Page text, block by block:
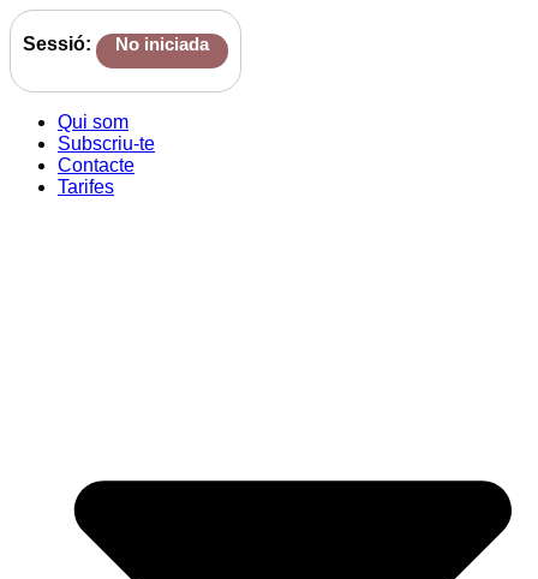
Sessió: No iniciada
Qui som
Subscriu-te
Contacte
Tarifes